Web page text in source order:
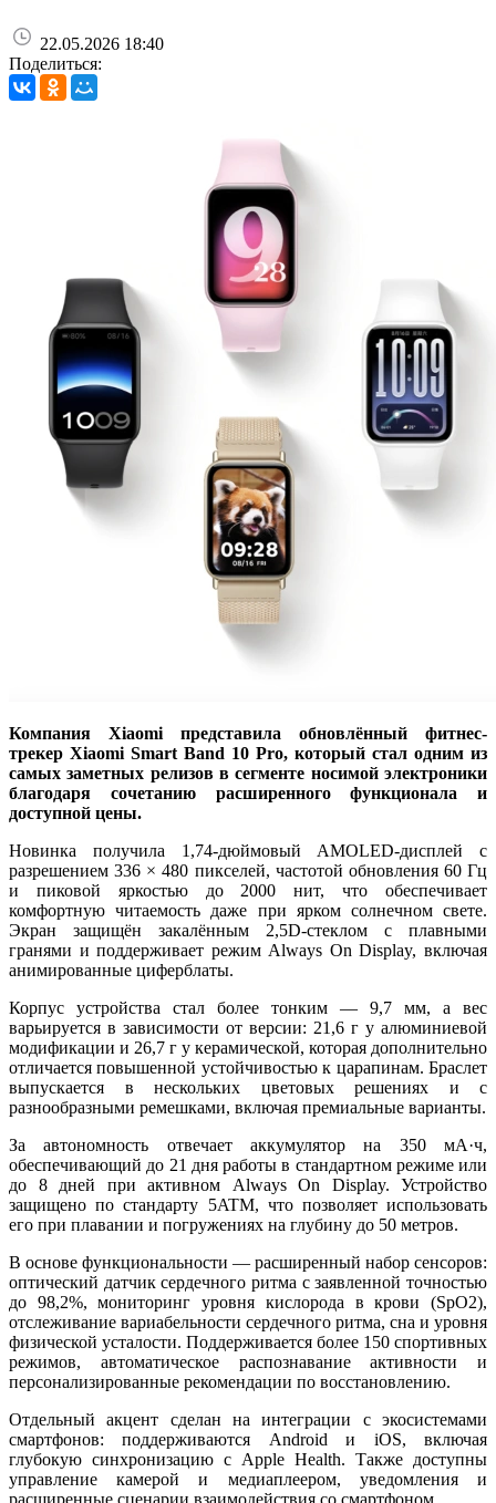
22.05.2026 18:40
Поделиться:
Компания Xiaomi представила обновлённый фитнес-
трекер Xiaomi Smart Band 10 Pro, который стал одним из
самых заметных релизов в сегменте носимой электроники
благодаря сочетанию расширенного функционала и
доступной цены.
Новинка получила 1,74-дюймовый AMOLED-дисплей с
разрешением 336 × 480 пикселей, частотой обновления 60 Гц
и пиковой яркостью до 2000 нит, что обеспечивает
комфортную читаемость даже при ярком солнечном свете.
Экран защищён закалённым 2,5D-стеклом с плавными
гранями и поддерживает режим Always On Display, включая
анимированные циферблаты.
Корпус устройства стал более тонким — 9,7 мм, а вес
варьируется в зависимости от версии: 21,6 г у алюминиевой
модификации и 26,7 г у керамической, которая дополнительно
отличается повышенной устойчивостью к царапинам. Браслет
выпускается в нескольких цветовых решениях и с
разнообразными ремешками, включая премиальные варианты.
За автономность отвечает аккумулятор на 350 мА·ч,
обеспечивающий до 21 дня работы в стандартном режиме или
до 8 дней при активном Always On Display. Устройство
защищено по стандарту 5ATM, что позволяет использовать
его при плавании и погружениях на глубину до 50 метров.
В основе функциональности — расширенный набор сенсоров:
оптический датчик сердечного ритма с заявленной точностью
до 98,2%, мониторинг уровня кислорода в крови (SpO2),
отслеживание вариабельности сердечного ритма, сна и уровня
физической усталости. Поддерживается более 150 спортивных
режимов, автоматическое распознавание активности и
персонализированные рекомендации по восстановлению.
Отдельный акцент сделан на интеграции с экосистемами
смартфонов: поддерживаются Android и iOS, включая
глубокую синхронизацию с Apple Health. Также доступны
управление камерой и медиаплеером, уведомления и
расширенные сценарии взаимодействия со смартфоном.